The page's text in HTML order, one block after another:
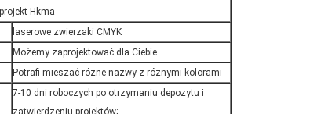
Hkma
laserowe zwierzaki CMYK
Możemy zaprojektować dla Ciebie
Potrafi mieszać różne nazwy z różnymi kolorami
7-10 dni roboczych po otrzymaniu depozytu i